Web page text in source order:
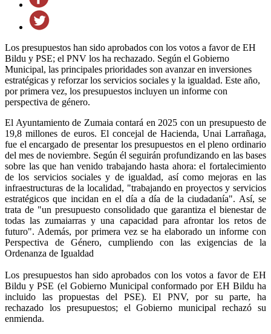
Los presupuestos han sido aprobados con los votos a favor de EH
Bildu y PSE; el PNV los ha rechazado. Según el Gobierno
Municipal, las principales prioridades son avanzar en inversiones
estratégicas y reforzar los servicios sociales y la igualdad. Este año,
por primera vez, los presupuestos incluyen un informe con
perspectiva de género.
El Ayuntamiento de Zumaia contará en 2025 con un presupuesto de
19,8 millones de euros. El concejal de Hacienda, Unai Larrañaga,
fue el encargado de presentar los presupuestos en el pleno ordinario
del mes de noviembre. Según él seguirán profundizando en las bases
sobre las que han venido trabajando hasta ahora: el fortalecimiento
de los servicios sociales y de igualdad, así como mejoras en las
infraestructuras de la localidad, "trabajando en proyectos y servicios
estratégicos que incidan en el día a día de la ciudadanía". Así, se
trata de "un presupuesto consolidado que garantiza el bienestar de
todas las zumaiarras y una capacidad para afrontar los retos de
futuro". Además, por primera vez se ha elaborado un informe con
Perspectiva de Género, cumpliendo con las exigencias de la
Ordenanza de Igualdad
Los presupuestos han sido aprobados con los votos a favor de EH
Bildu y PSE (el Gobierno Municipal conformado por EH Bildu ha
incluido las propuestas del PSE). El PNV, por su parte, ha
rechazado los presupuestos; el Gobierno municipal rechazó su
enmienda.